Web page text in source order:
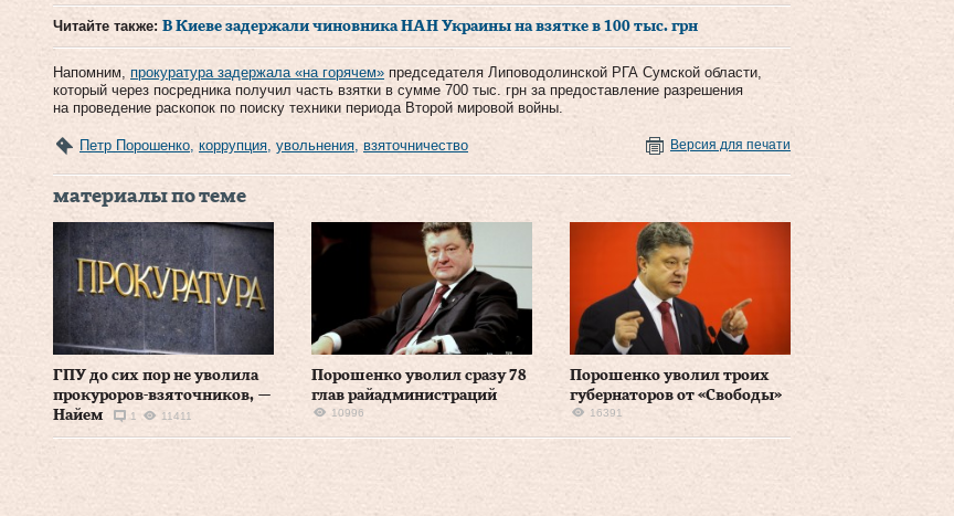
Читайте также: В Киеве задержали чиновника НАН Украины на взятке в 100 тыс. грн
Напомним, прокуратура задержала «на горячем» председателя Липоводолинской РГА Сумской области,
который через посредника получил часть взятки в сумме 700 тыс. грн за предоставление разрешения
на проведение раскопок по поиску техники периода Второй мировой войны.
Петр Порошенко, коррупция, увольнения, взяточничество Версия для печати
материалы по теме
ГПУ до сих пор не уволила
прокуроров-взяточников, —
Найем
1 11411
Порошенко уволил сразу 78
глав райадминистраций
10996
Порошенко уволил троих
губернаторов от «Свободы»
16391